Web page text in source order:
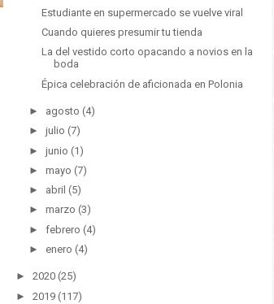
Estudiante en supermercado se vuelve viral
Cuando quieres presumir tu tienda
La del vestido corto opacando a novios en la
boda
Épica celebración de aficionada en Polonia
► agosto (4)
► julio (7)
► junio (1)
► mayo (7)
► abril (5)
► marzo (3)
► febrero (4)
► enero (4)
► 2020 (25)
► 2019 (117)